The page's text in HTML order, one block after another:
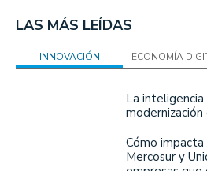
LAS MÁS LEÍDAS
INNOVACIÓN ECONOMÍA
La
Cómo
Mercosur y